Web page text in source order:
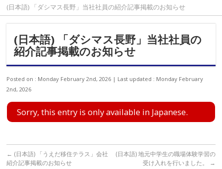
(日本語) 「ダシマス長野」当社社員の紹介記事掲載のお知らせ
(日本語) 「ダシマス長野」当社社員の
紹介記事掲載のお知らせ
Posted on : Monday February 2nd, 2026
Last updated : Monday February
2nd, 2026
Sorry, this entry is only available in Japanese.
← (日本語) 「うえだ移住テラス」会社
紹介記事掲載のお知らせ
(日本語) 地元中学生の職場体験学習の
受け入れを行いました。
→